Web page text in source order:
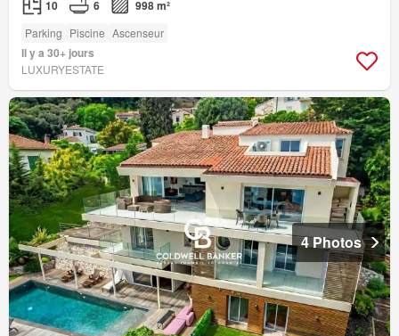
10 6 998 m²
Parking Piscine Ascenseur
Il y a 30+ jours
LUXURYESTATE
4 Photos